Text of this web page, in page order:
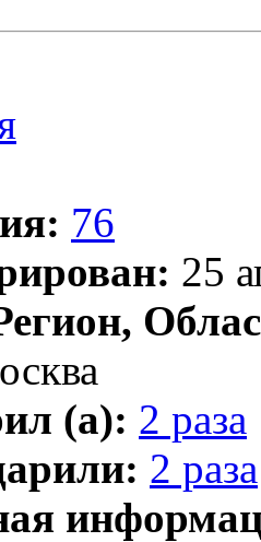
76
25
(а): 2 раза
2 раза